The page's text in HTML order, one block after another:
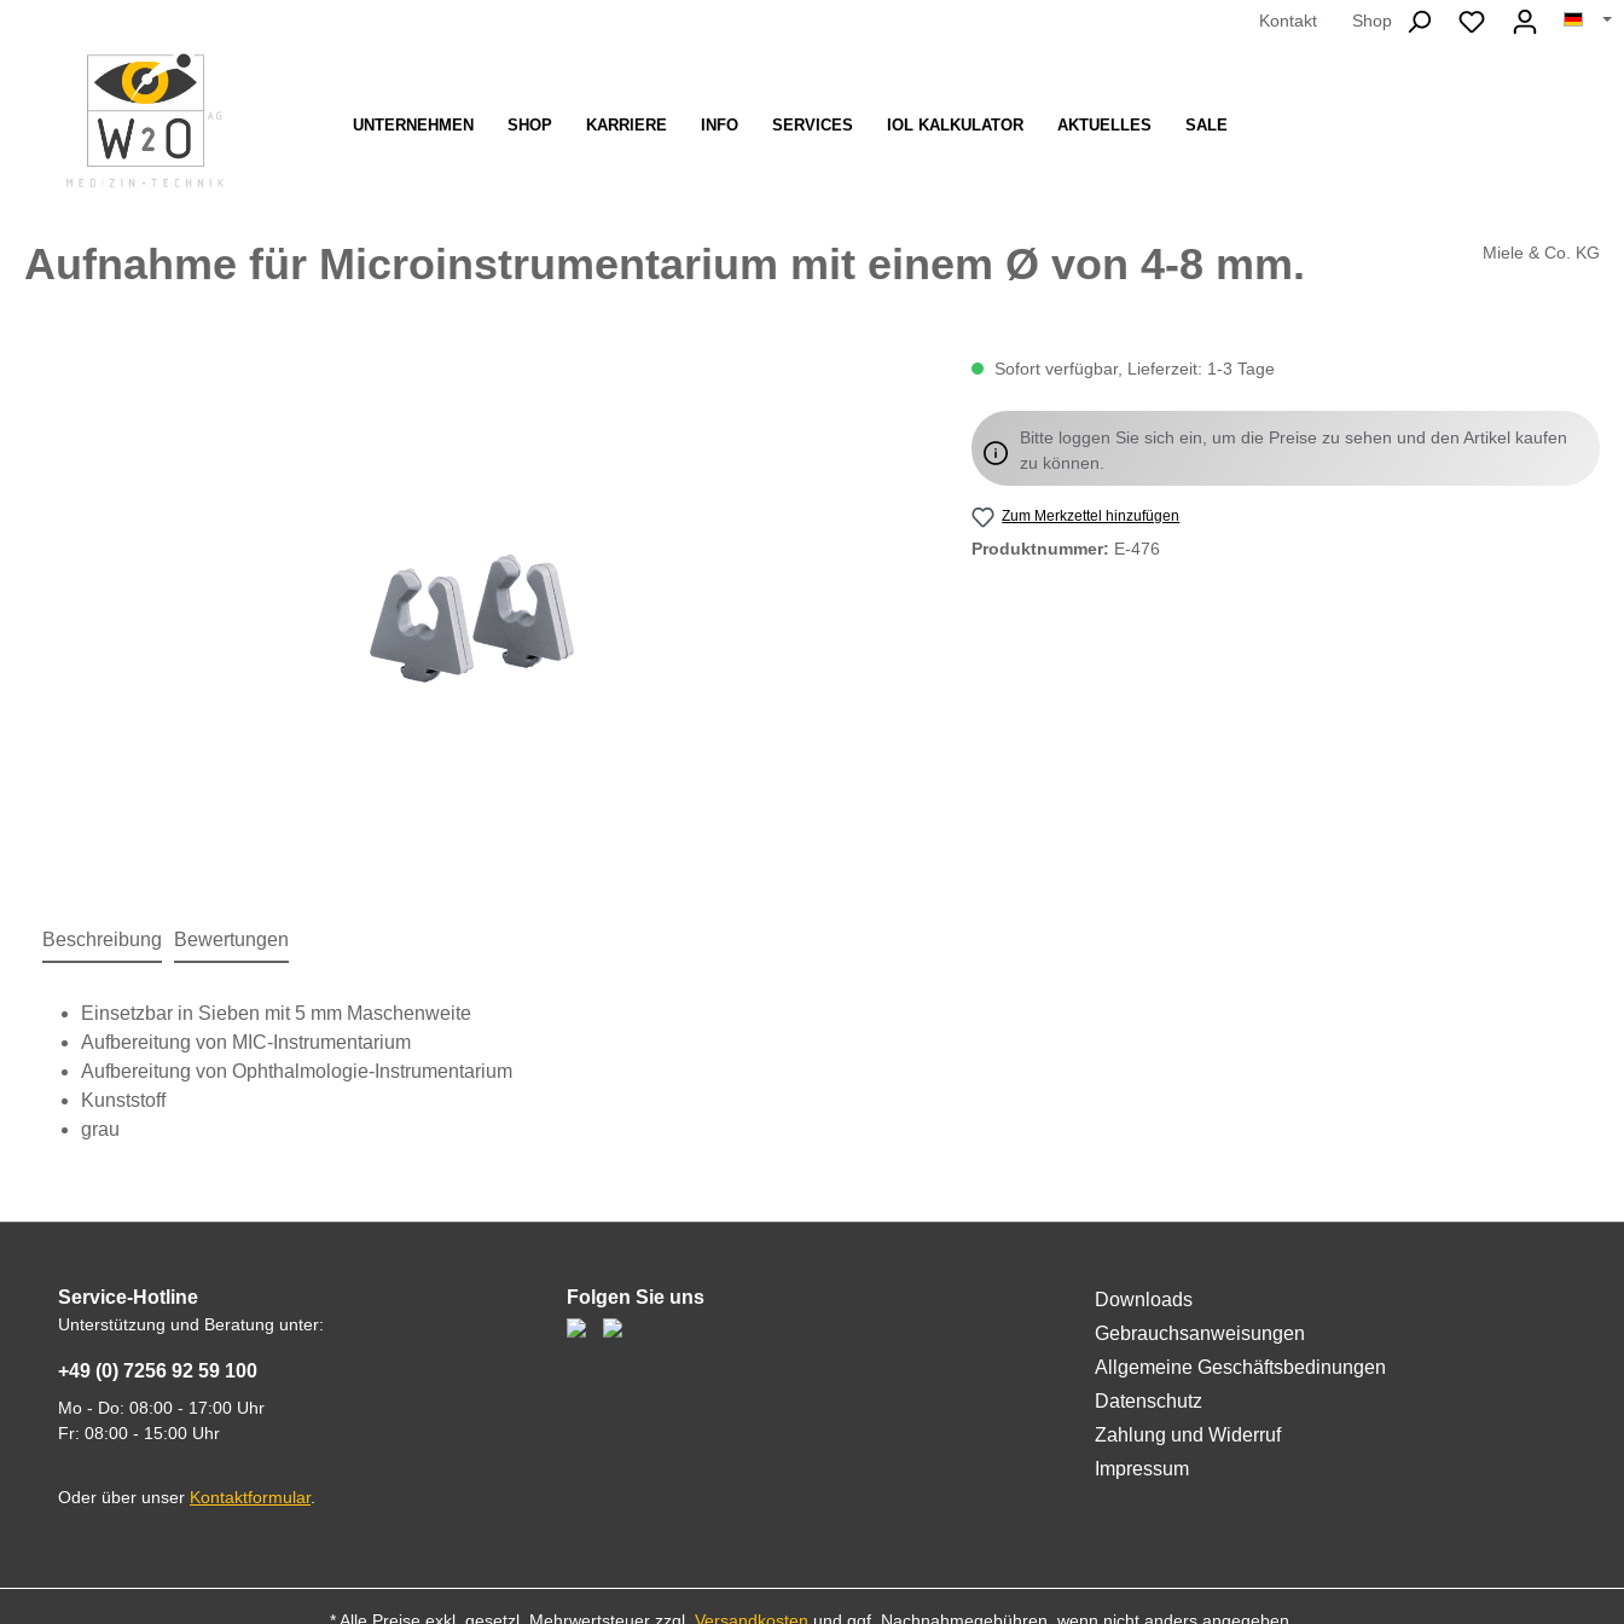
Kontakt Shop
UNTERNEHMEN SHOP KARRIERE INFO SERVICES IOL KALKULATOR AKTUELLES SALE
Aufnahme für Microinstrumentarium mit einem Ø von 4-8 mm. Miele & Co. KG
Sofort verfügbar, Lieferzeit: 1-3 Tage
Bitte loggen Sie sich ein, um die Preise zu sehen und den Artikel kaufen
zu können.
Zum Merkzettel hinzufügen
Produktnummer: E-476
Beschreibung Bewertungen
Einsetzbar in Sieben mit 5 mm Maschenweite
Aufbereitung von MIC-Instrumentarium
Aufbereitung von Ophthalmologie-Instrumentarium
Kunststoff
grau
Service-Hotline
Unterstützung und Beratung unter:
+49 (0) 7256 92 59 100
Mo - Do: 08:00 - 17:00 Uhr
Fr: 08:00 - 15:00 Uhr
Oder über unser Kontaktformular.
Folgen Sie uns
Downloads
Gebrauchsanweisungen
Allgemeine Geschäftsbedinungen
Datenschutz
Zahlung und Widerruf
Impressum